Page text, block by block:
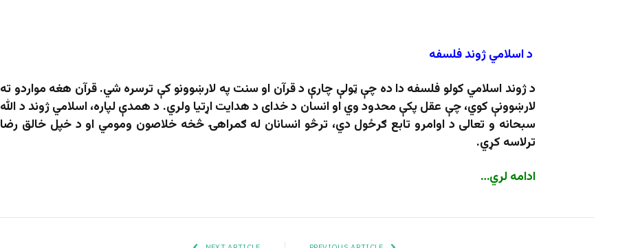
د اسلامي ژوند فلسفه
د ژوند اسلامي کولو فلسفه دا ده چې ټولې چارې د قرآن او سنت په لارښوونو کې ترسره شي. قرآن هغه مواردو ته
لارښوونې کوي، چې عقل پکې محدود وي او انسان د خدای د هدایت اړتیا ولري. د همدې لپاره، اسلامي ژوند د الله
سبحانه و تعالی د اوامرو تابع ګرځول دي، ترڅو انسانان له ګمراهۍ څخه خلاصون ومومي او د خپل خالق رضا
ترلاسه کړي.
ادامه لري…